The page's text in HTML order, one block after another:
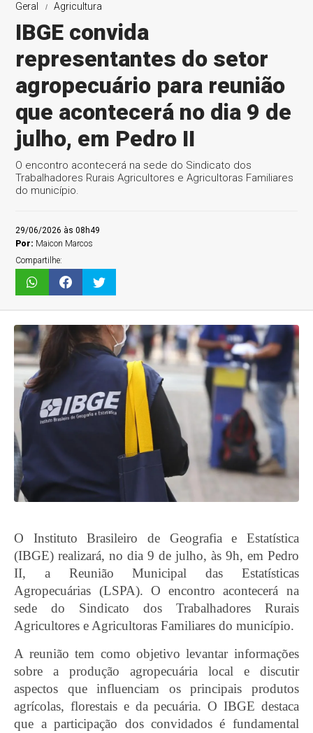
Geral Agricultura
IBGE convida
representantes do setor
agropecuário para reunião
que acontecerá no dia 9 de
julho, em Pedro II
O encontro acontecerá na sede do Sindicato dos
Trabalhadores Rurais Agricultores e Agricultoras Familiares
do município.
29/06/2026 às 08h49
Por: Maicon Marcos
Compartilhe:
O Instituto Brasileiro de Geografia e Estatística
(IBGE) realizará, no dia 9 de julho, às 9h, em Pedro
II, a Reunião Municipal das Estatísticas
Agropecuárias (LSPA). O encontro acontecerá na
sede do Sindicato dos Trabalhadores Rurais
Agricultores e Agricultoras Familiares do município.
A reunião tem como objetivo levantar informações
sobre a produção agropecuária local e discutir
aspectos que influenciam os principais produtos
agrícolas, florestais e da pecuária. O IBGE destaca
que a participação dos convidados é fundamental